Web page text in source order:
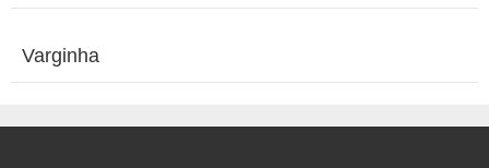
Varginha